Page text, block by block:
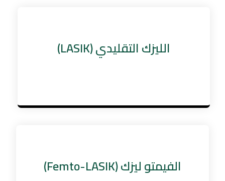
الليزك التقليدي (LASIK)
الفيمتو ليزك (Femto-LASIK)